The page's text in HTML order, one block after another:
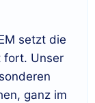
setzt die
fort. Unser
ganz im